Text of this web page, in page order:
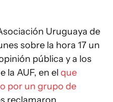
Uruguaya de
sobre la hora 17 un
pública y a los
la AUF, en el que
por un grupo de